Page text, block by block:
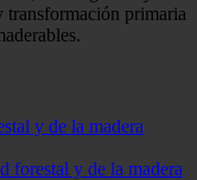
transformación primaria
y de la madera
forestal y de la madera